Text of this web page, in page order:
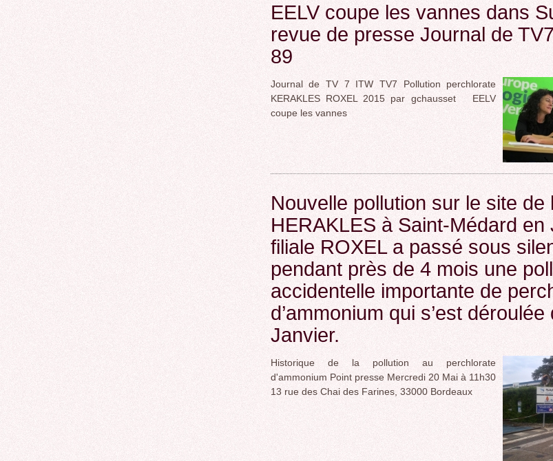
EELV coupe les vannes dans
revue de presse Journal de
89
Journal de TV 7 ITW TV7 Pollution perchlorate
KERAKLES ROXEL 2015 par gchausset EELV
coupe les vannes
Nouvelle pollution sur le site de
HERAKLES à Saint-Médard en
filiale ROXEL a passé sous
pendant près de 4 mois une
accidentelle importante de
d’ammonium qui s’est déroulée
Janvier.
Historique de la pollution au perchlorate
d'ammonium Point presse Mercredi 20 Mai à 11h30
13 rue des Chai des Farines, 33000 Bordeaux